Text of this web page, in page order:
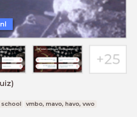
vmbo, mavo, havo, vwo